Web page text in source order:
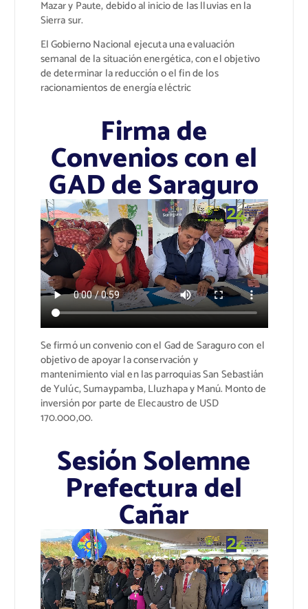
Mazar y Paute, debido al inicio de las lluvias en la
Sierra sur.
El Gobierno Nacional ejecuta una evaluación
semanal de la situación energética, con el objetivo
de determinar la reducción o el fin de los
racionamientos de energía eléctric
Firma de
Convenios con el
GAD de Saraguro
Se firmó un convenio con el Gad de Saragurocon el
objetivo de apoyar la conservación y
mantenimiento vial en las parroquias San Sebastián
de Yulúc, Sumaypamba, Lluzhapa y Manú. Monto de
inversión por parte de Elecaustrode USD
170.000,00.
Sesión Solemne
Prefectura del
Cañar